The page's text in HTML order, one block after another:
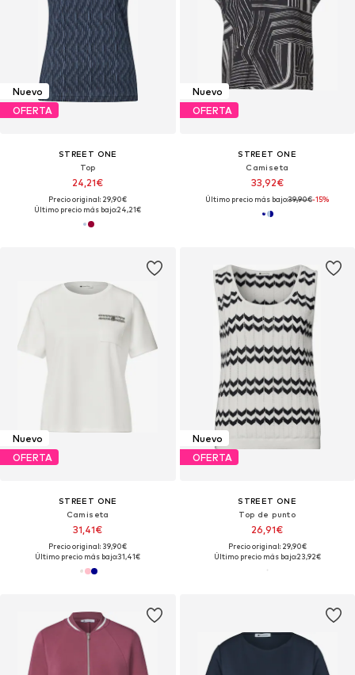
Nuevo
OFERTA
STREET ONE
Top
24,21€
Precio original: 29,90€
Último precio más bajo:24,21€
Nuevo
OFERTA
STREET ONE
Camiseta
33,92€
Último precio más bajo:39,90€-15%
Nuevo
OFERTA
STREET ONE
Camiseta
31,41€
Precio original: 39,90€
Último precio más bajo:31,41€
Nuevo
OFERTA
STREET ONE
Top de punto
26,91€
Precio original: 29,90€
Último precio más bajo:23,92€